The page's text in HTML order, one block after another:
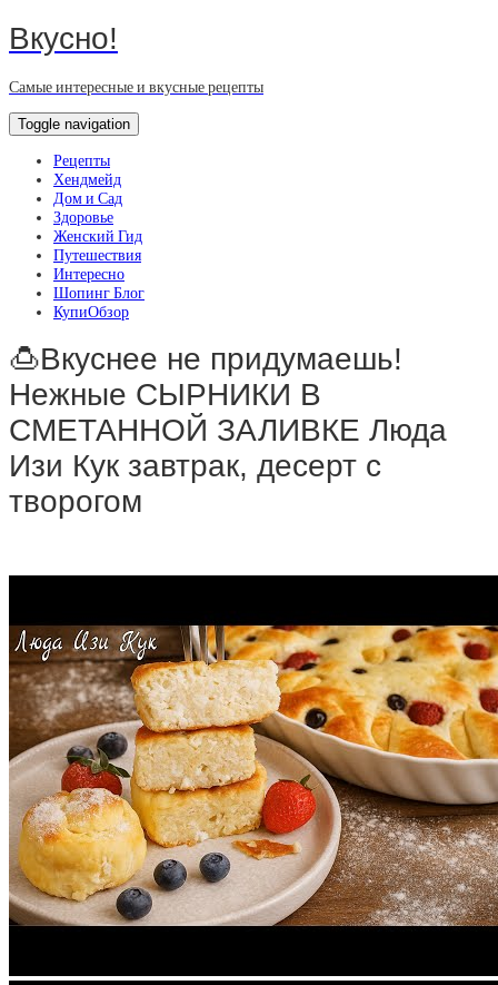
Вкусно!
Самые интересные и вкусные рецепты
Toggle navigation
Рецепты
Хендмейд
Дом и Сад
Здоровье
Женский Гид
Путешествия
Интересно
Шопинг Блог
КупиОбзор
🍮Вкуснее не придумаешь!
Нежные СЫРНИКИ В
СМЕТАННОЙ ЗАЛИВКЕ Люда
Изи Кук завтрак, десерт с
творогом